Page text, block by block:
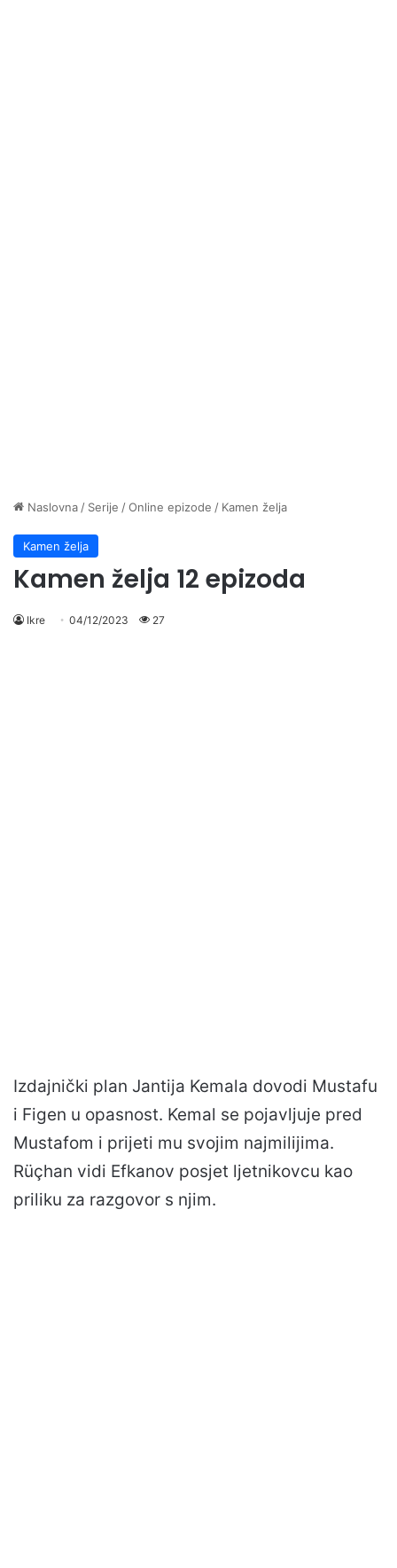
Naslovna / Serije /Online epizode / Kamen želja
Kamen želja
Kamen želja 12 epizoda
Ikre 04/12/2023 27
Izdajnički plan Jantija Kemala dovodi Mustafu
i Figen u opasnost. Kemal se pojavljuje pred
Mustafom i prijeti mu svojim najmilijima.
Rüçhan vidi Efkanov posjet ljetnikovcu kao
priliku za razgovor s njim.